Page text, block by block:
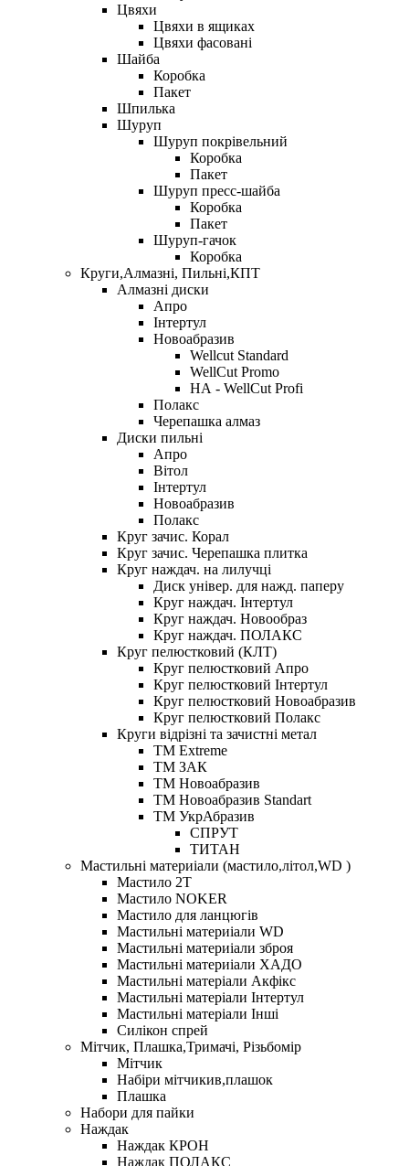
Цвяхи
Цвяхи в ящиках
Цвяхи фасовані
Шайба
Коробка
Пакет
Шпилька
Шуруп
Шуруп покрівельний
Коробка
Пакет
Шуруп пресс-шайба
Коробка
Пакет
Шуруп-гачок
Коробка
Круги,Алмазні, Пильні,КПТ
Алмазні диски
Апро
Інтертул
Новоабразив
Wellcut Standard
WellCut Promo
НА - WellCut Profi
Полакс
Черепашка алмаз
Диски пильні
Апро
Вітол
Інтертул
Новоабразив
Полакс
Круг зачис. Корал
Круг зачис. Черепашка плитка
Круг наждач. на лилучці
Диск універ. для нажд. паперу
Круг наждач. Інтертул
Круг наждач. Новообраз
Круг наждач. ПОЛАКС
Круг пелюстковий (КЛТ)
Круг пелюстковий Апро
Круг пелюстковий Інтертул
Круг пелюстковий Новоабразив
Круг пелюстковий Полакс
Круги відрізні та зачистні метал
ТМ Extreme
ТМ ЗАК
ТМ Новоабразив
ТМ Новоабразив Standart
ТМ УкрАбразив
СПРУТ
ТИТАН
Мастильні материіали (мастило,літол,WD )
Мастило 2Т
Мастило NOKER
Мастило для ланцюгів
Мастильні материіали WD
Мастильні материіали зброя
Мастильні материіали ХАДО
Мастильні матеріали Акфікс
Мастильні матеріали Інтертул
Мастильні матеріали Інші
Силікон спрей
Мітчик, Плашка,Тримачі, Різьбомір
Мітчик
Набіри мітчикив,плашок
Плашка
Набори для пайки
Наждак
Наждак КРОН
Наждак ПОЛАКС